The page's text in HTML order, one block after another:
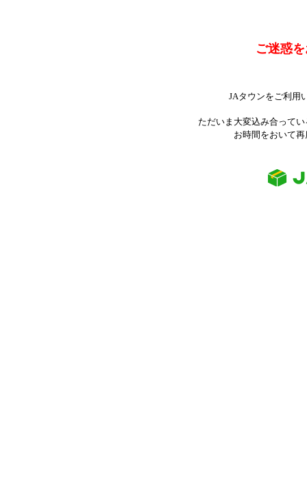
ご迷惑
JAタウンをご利用
ただいま大変込み合って
お時間をおいて